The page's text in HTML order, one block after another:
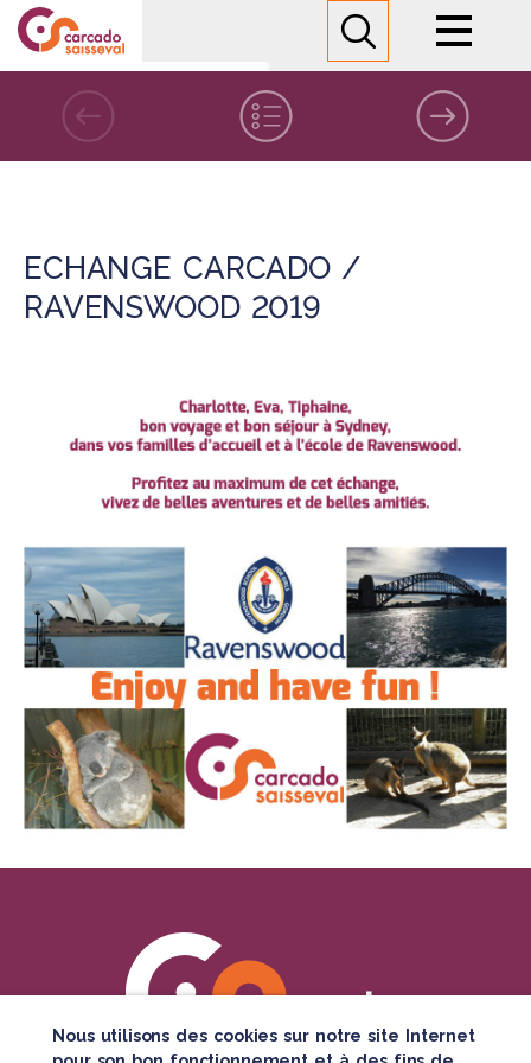
Lycée
Formations
Nous contacter
ECHANGE CARCADO /
RAVENSWOOD 2019
Nous utilisons des cookies sur notre site Internet